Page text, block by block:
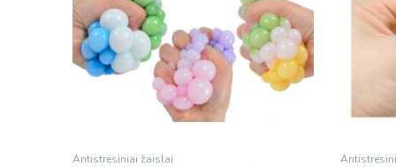
Antistresiniai žaislai